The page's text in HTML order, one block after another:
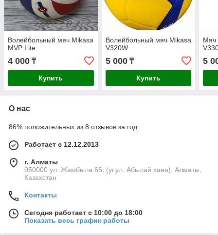
Волейбольный мяч Mikasa
MVP Lite
4 000 ₸
Купить
Волейбольный мяч Mikasa
V320W
5 000₸
Купить
Мяч
5
О нас
86% положительных из 8 отзывов за год
Работает с 12.12.2013
г. Алматы
050000 ул. Жамбыла 66, (уг.ул. Абылай хана), Алматы,
Казахстан
Контакты
Сегодня работает с 10:00 до 18:00
Показать весь график работы